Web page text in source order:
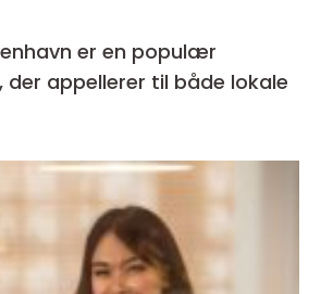
er en populær
der appellerer til både lokale